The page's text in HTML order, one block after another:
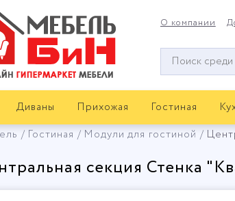
О компании
Окно
поиска
Диваны Прихожая Гостиная
Гостиная Модули для гостиной
секция Стенка